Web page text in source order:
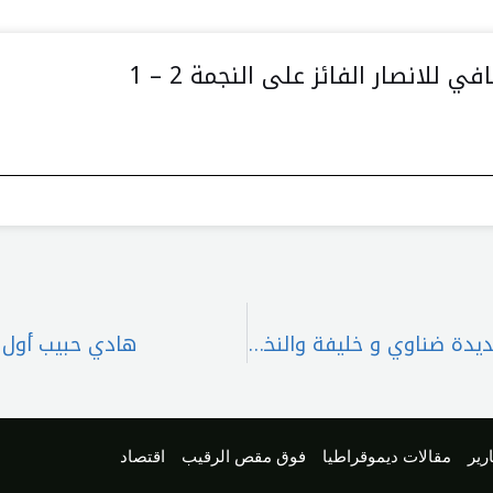
الفائز على النجمة 2 – 1
انتخابات الكرة الطائرة: القاصوف لولاية رئاسية جديدة ضناوي و خليفة والنخل وقرداحي نوابه…مهنا للسر ويزبك للصندوق هادي حبيب أول
مقالات ديموقراطيا فوق مقص الرقيب
اقتصاد